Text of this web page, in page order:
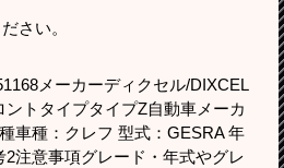
さい。
メーカーディクセル/DIXCEL
トタイプタイプZ自動車メーカ
車種：クレフ 型式：GESRA 年
2注意事項グレード・年式やグレ